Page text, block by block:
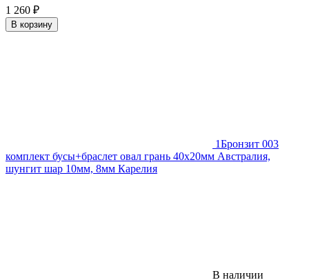
1 260 ₽
В корзину
1Бронзит 003
комплект бусы+браслет овал грань 40х20мм Австралия,
шунгит шар 10мм, 8мм Карелия
В наличии